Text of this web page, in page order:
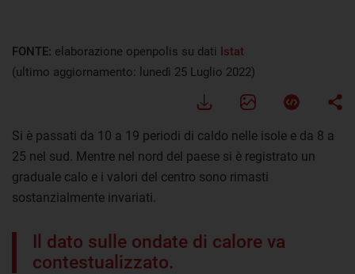
FONTE: elaborazione openpolis su dati Istat
(ultimo aggiornamento: lunedì 25 Luglio 2022)
Si è passati da 10 a 19 periodi di caldo nelle isole e da 8 a
25 nel sud. Mentre nel nord del paese si è registrato un
graduale calo e i valori del centro sono rimasti
sostanzialmente invariati.
Il dato sulle ondate di calore va
contestualizzato.